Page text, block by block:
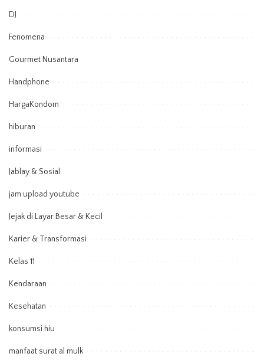
DJ
Fenomena
Gourmet Nusantara
Handphone
HargaKondom
hiburan
informasi
Jablay & Sosial
jam upload youtube
Jejak di Layar Besar & Kecil
Karier & Transformasi
Kelas 11
Kendaraan
Kesehatan
konsumsi hiu
manfaat surat al mulk